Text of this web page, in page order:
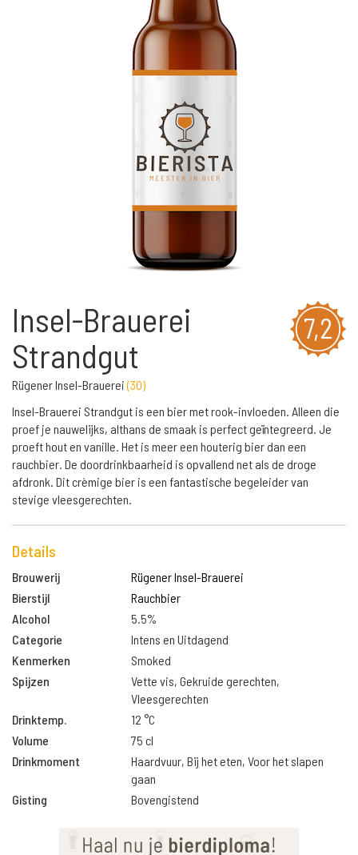
7,2
Insel-Brauerei
Strandgut
Rügener Insel-Brauerei(30)
Insel-Brauerei Strandgut is een bier met rook-invloeden. Alleen die
proef je nauwelijks, althans de smaak is perfect geïntegreerd. Je
proeft hout en vanille. Het is meer een houterig bier dan een
rauchbier. De doordrinkbaarheid is opvallend net als de droge
afdronk. Dit crèmige bier is een fantastische begeleider van
stevige vleesgerechten.
Details
Brouwerij
Rügener Insel-Brauerei
Bierstijl
Rauchbier
Alcohol
5.5%
Categorie
Intens en Uitdagend
Kenmerken
Smoked
Spijzen
Vette vis, Gekruide gerechten,
Vleesgerechten
Drinktemp.
12 °C
Volume
75 cl
Drinkmoment
Haardvuur, Bij het eten, Voor het slapen
gaan
Gisting
Bovengistend